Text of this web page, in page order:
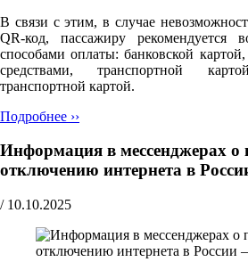
В связи с этим, в случае
QR-код, пассажиру рекомендуется
способами оплаты: банковской
средствами, транспортной
транспортной картой.
Подробнее ››
Информация в мессенджерах о
отключению интернета в
/ 10.10.2025